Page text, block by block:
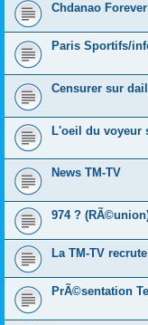
Chdanao Forever
Paris Sportifs/
Censurer sur
L'oeil du voyeur
News TM-TV
974 ?
La TM-TV
PrÃ©sentation